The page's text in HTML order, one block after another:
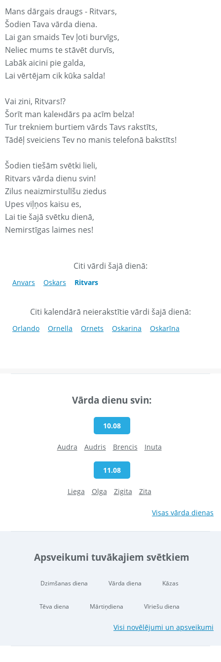
Mans dārgais draugs - Ritvars,
Šodien Tava vārda diena.
Lai gan smaids Tev ļoti burvīgs,
Neliec mums te stāvēt durvīs,
Labāk aicini pie galda,
Lai vērtējam cik kūka salda!
Vai zini, Ritvars!?
Šorīt man kaleнdārs pa acīm belza!
Tur trekniem burtiem vārds Tavs rakstīts,
Tādēļ sveiciens Tev no manis telefonā bakstīts!
Šodien tiešām svētki lieli,
Ritvars vārda dienu svin!
Zilus neaizmirstulīšu ziedus
Upes viļņos kaisu es,
Lai tie šajā svētku dienā,
Nemirstīgas laimes nes!
Citi vārdi šajā dienā:
Anvars Oskars Ritvars
Citi kalendārā neierakstītie vārdi šajā dienā:
Orlando Ornella Ornets Oskarina Oskarīna
Vārda dienu svin:
10.08
Audra Audris Brencis Inuta
11.08
Liega Olga Zigita Zita
Visas vārda dienas
Apsveikumi tuvākajiem svētkiem
Dzimšanas diena Vārda diena Kāzas
Tēva diena Mārtiņdiena Vīriešu diena
Visi novēlējumi un apsveikumi